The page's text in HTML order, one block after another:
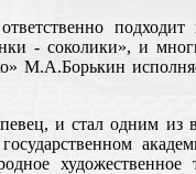
соколики», и
М.А.Борькин
и стал одним из